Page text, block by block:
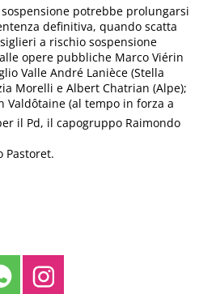
potrebbe prolungarsi
definitiva, quando scatta
a rischio sospensione
opere pubbliche Marco Viérin
Valle André Lanièce (Stella
Morelli e Albert Chatrian (Alpe);
Valdôtaine (al tempo in forza a
il Pd, il capogruppo Raimondo
Pastoret.